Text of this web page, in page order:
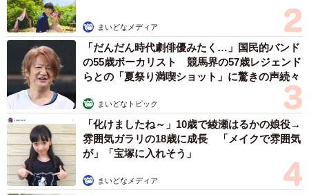
まいどなメディア
「だんだん時代劇俳優みたく…」国民的バンド
の55歳ボーカリスト 競馬界の57歳レジェンド
らとの「夏祭り満喫ショット」に驚きの声続々
まいどなトピック
「化けましたね～」10歳で綾瀬はるかの娘役→
雰囲気ガラリの18歳に成長 「メイクで雰囲気
が」「宝塚に入れそう」
まいどなメディア